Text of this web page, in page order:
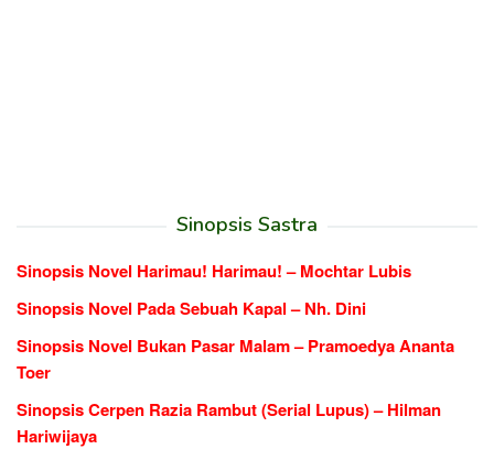
Sinopsis Sastra
Sinopsis Novel Harimau! Harimau! – Mochtar Lubis
Sinopsis Novel Pada Sebuah Kapal – Nh. Dini
Sinopsis Novel Bukan Pasar Malam – Pramoedya Ananta
Toer
Sinopsis Cerpen Razia Rambut (Serial Lupus) – Hilman
Hariwijaya